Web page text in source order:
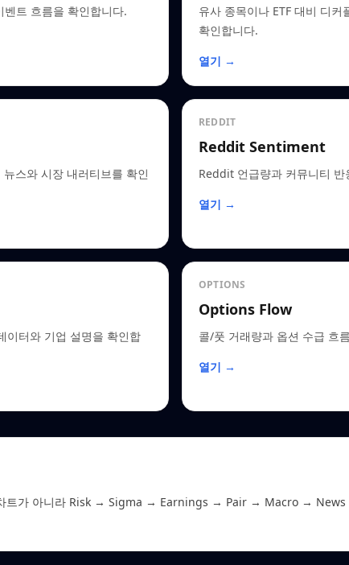
트 흐름을 확인합니다.
유사 종목이나 ETF 대비 디커
확인합니다.
열기 →
스와 시장 내러티브를 확인
REDDIT
Reddit Sentiment
Reddit 언급량과 커뮤니티 반
열기 →
이터와 기업 설명을 확인합
OPTIONS
Options Flow
콜/풋 거래량과 옵션 수급 흐
열기 →
트가 아니라 Risk → Sigma → Earnings → Pair → Macro → News